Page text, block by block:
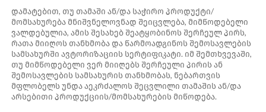
დამატებით, თუ თამაში ან/და საჭირო პროდუქტი/
მომსახურება მნიშვნელოვნად შეიცვლება, მიმწოდებელი
ვალდებულია, ამის შესახებ შეატყობინოს შერჩეულ პირს,
რათა მიიღოს თანხმობა და წარმოადგინოს შემოსავლების
სამსახურში ავტორიზაციის სერტიფიკატი. იმ შემთხვევაში,
თუ მიმწოდებელი ვერ მიიღებს შერჩეული პირის ან
შემოსავლების სამსახურის თანხმობას, ნებართვის
მფლობელს უნდა აეკრძალოს შეცვლილი თამაშის ან/და
არსებითი პროდუქციის/მომსახურების მიწოდება.